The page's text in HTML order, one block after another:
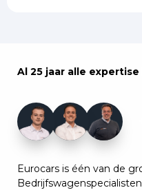
Al 25 jaar alle expertise
Eurocars is één van de